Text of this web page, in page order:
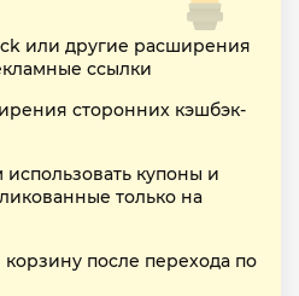
или другие расширения
ссылки
сторонних кэшбэк-
купоны и
только на
корзину после перехода по